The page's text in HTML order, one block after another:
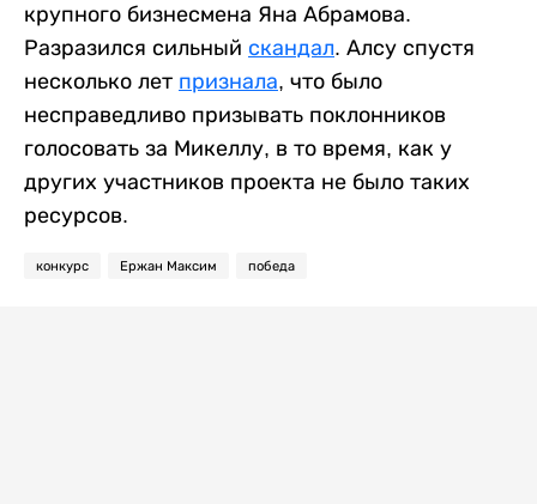
крупного бизнесмена Яна Абрамова.
Разразился сильный скандал. Алсу спустя
несколько лет признала, что было
несправедливо призывать поклонников
голосовать за Микеллу, в то время, как у
других участников проекта не было таких
ресурсов.
конкурс Ержан Максим победа